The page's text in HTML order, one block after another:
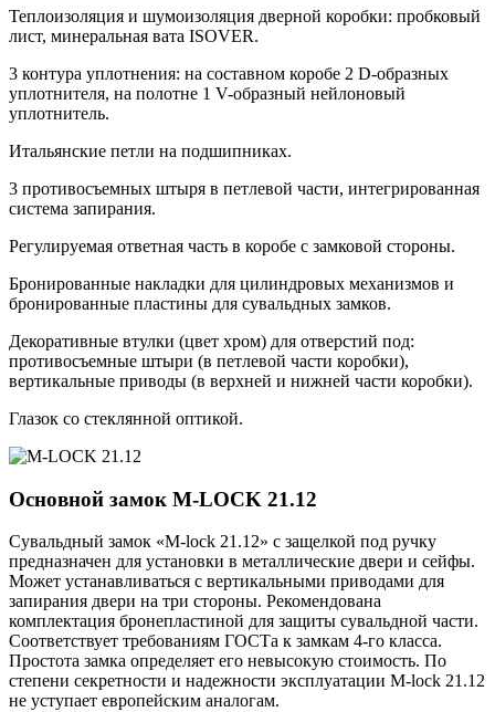
Теплоизоляция и шумоизоляция дверной коробки: пробковый
лист, минеральная вата ISOVER.
3 контура уплотнения: на составном коробе 2 D-образных
уплотнителя, на полотне 1 V-образный нейлоновый
уплотнитель.
Итальянские петли на подшипниках.
3 противосъемных штыря в петлевой части, интегрированная
система запирания.
Регулируемая ответная часть в коробе с замковой стороны.
Бронированные накладки для цилиндровых механизмов и
бронированные пластины для сувальдных замков.
Декоративные втулки (цвет хром) для отверстий под:
противосъемные штыри (в петлевой части коробки),
вертикальные приводы (в верхней и нижней части коробки).
Глазок со стеклянной оптикой.
Основной замок M-LOCK 21.12
Сувальдный замок «M-lock 21.12» с защелкой под ручку
предназначен для установки в металлические двери и сейфы.
Может устанавливаться с вертикальными приводами для
запирания двери на три стороны. Рекомендована
комплектация бронепластиной для защиты сувальдной части.
Соответствует требованиям ГОСТа к замкам 4-го класса.
Простота замка определяет его невысокую стоимость. По
степени секретности и надежности эксплуатации M-lock 21.12
не уступает европейским аналогам.